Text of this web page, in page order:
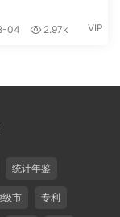
04 2.97k VIP
统计年鉴
级市 专利